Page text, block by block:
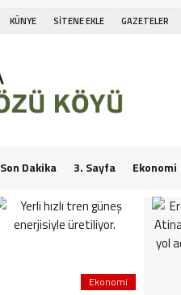
KÜNYE SİTENE EKLE GAZETELER
Son Dakika 3. Sayfa Ekonomi
Ekonomi